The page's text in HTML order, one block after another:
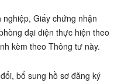
Giấy chứng nhận
đại diện thực hiện theo
kèm theo Thông tư này.
bổ sung hồ sơ đăng ký